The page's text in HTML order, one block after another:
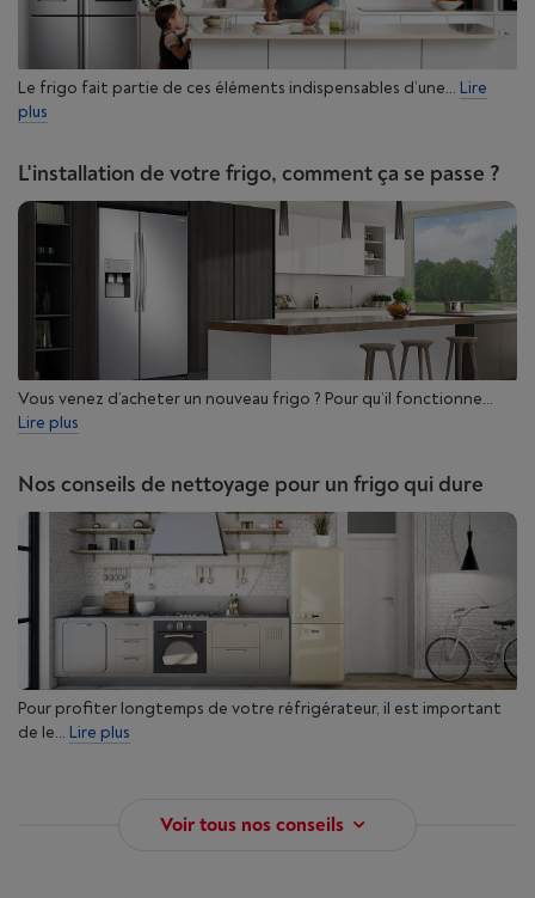
Le frigo fait partie de ces éléments indispensables d’une... Lire
plus
L'installation de votre frigo, comment ça se passe ?
Vous venez d’acheter un nouveau frigo ? Pour qu’il fonctionne...
Lire plus
Nos conseils de nettoyage pour un frigo qui dure
Pour profiter longtemps de votre réfrigérateur, il est important
de le... Lire plus
Voir tous nos conseils